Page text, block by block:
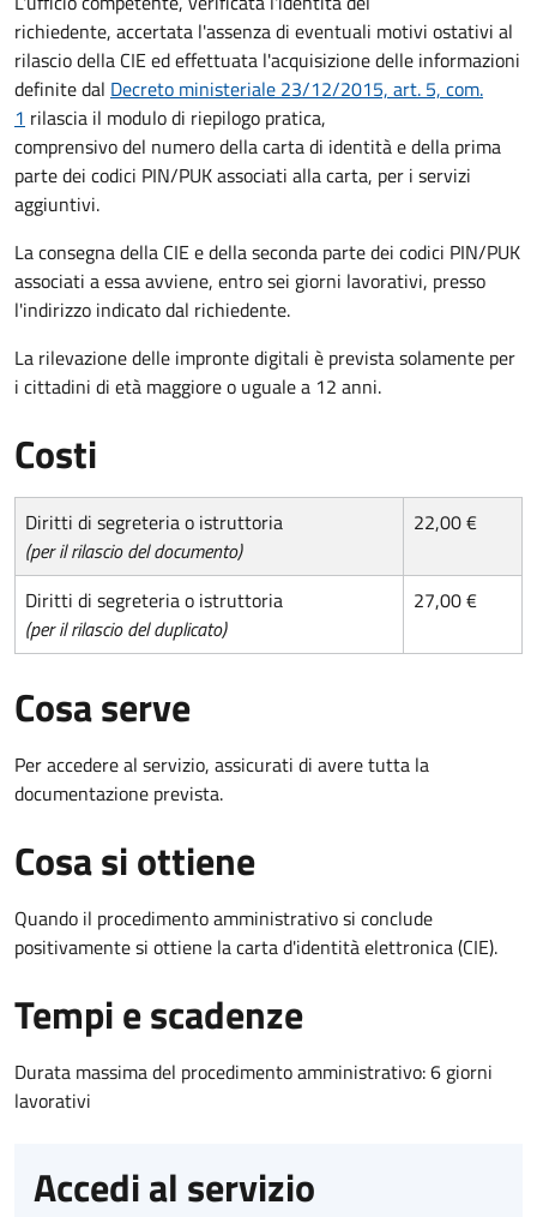
richiedente, accertata l'assenza di eventuali motivi ostativi al
rilascio della CIE ed effettuata l'acquisizione delle informazioni
definite dal Decreto ministeriale 23/12/2015, art. 5, com.
1 rilascia il modulo di riepilogo pratica,
comprensivo del numero della carta di identità e della prima
parte dei codici PIN/PUK associati alla carta, per i servizi
aggiuntivi.
La consegna della CIE e della seconda parte dei codici PIN/PUK
associati a essa avviene, entro sei giorni lavorativi, presso
l'indirizzo indicato dal richiedente.
La rilevazione delle impronte digitali è prevista solamente per
i cittadini di età maggiore o uguale a 12 anni.
Costi
Diritti di segreteria o istruttoria
(per il rilascio del documento)
22,00 €
Diritti di segreteria o istruttoria
(per il rilascio del duplicato)
27,00 €
Cosa serve
Per accedere al servizio, assicurati di avere tutta la
documentazione prevista.
Cosa si ottiene
Quando il procedimento amministrativo si conclude
positivamente si ottiene la carta d'identità elettronica (CIE).
Tempi e scadenze
Durata massima del procedimento amministrativo: 6 giorni
lavorativi
Accedi al servizio